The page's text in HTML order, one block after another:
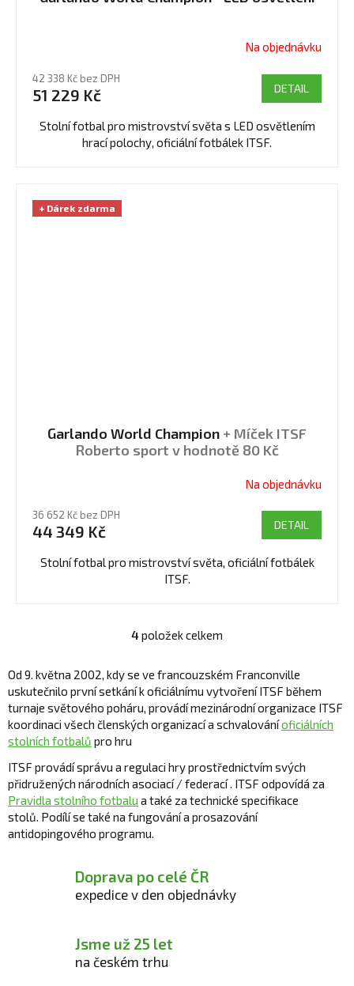
produktu
je
Na objednávku
42 338 Kč bez DPH
51 229 Kč DETAIL
Stolní fotbal pro mistrovství světa s LED osvětlením
hrací polochy, oficiální fotbálek ITSF.
+ Dárek zdarma
Garlando World Champion + Míček ITSF
Roberto sport v hodnotě 80 Kč
produktu
je
Na objednávku
36 652 Kč bez DPH
44 349 Kč DETAIL
Stolní fotbal pro mistrovství světa, oficiální fotbálek
ITSF.
O
l
á
d
a
í
p
r
v
v
ý
p
4položek celkem
Od 9. května 2002, kdy se ve francouzském Franconville
uskutečnilo první setkání k oficiálnímu vytvoření ITSF během
turnaje světového poháru, provádí mezinárodní organizace ITSF
koordinaci všech členských organizací a schvalováníoficiálních
stolních fotbalů pro hru
ITSF provádí správu a regulaci hry prostřednictvím svých
přidružených národních asociací / federací. ITSF odpovídá za
Pravidla stolního fotbalu a také za technické specifikace
stolů. Podílí se také na fungování a prosazování
antidopingového programu.
Doprava po celé ČR
expedice v den objednávky
Jsme už 25 let
na českém trhu